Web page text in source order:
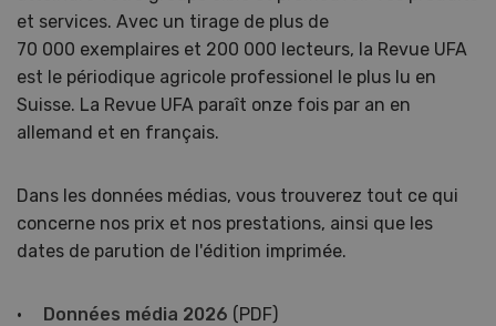
et services. Avec un tirage de plus de
70 000 exemplaires et 200 000 lecteurs, la Revue UFA
est le périodique agricole professionel le plus lu en
Suisse. La Revue UFA paraît onze fois par an en
allemand et en français.
Dans les données médias, vous trouverez tout ce qui
concerne nos prix et nos prestations, ainsi que les
dates de parution de l'édition imprimée.
Données média 2026 (PDF)